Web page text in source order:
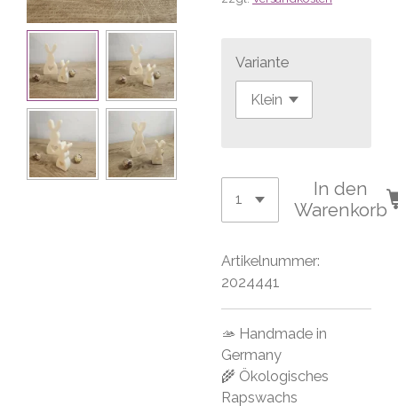
Variante
In den
Warenkorb
Artikelnummer:
2024441
🫴 Handmade in
Germany
🌾 Ökologisches
Rapswachs